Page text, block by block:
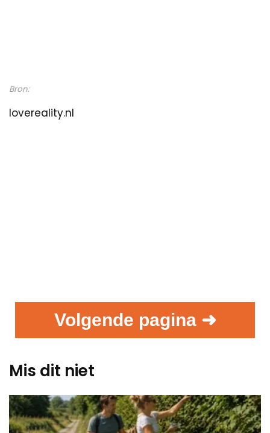
Bron:
lovereality.nl
Volgende pagina ➜
Mis dit niet